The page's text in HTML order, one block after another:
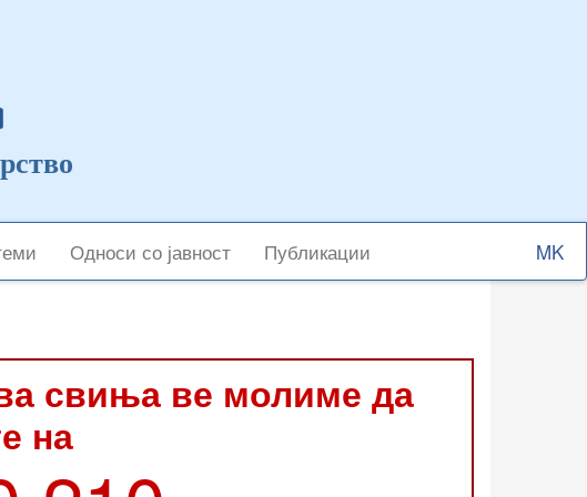
Односи со јавност Публикации
Select
your
свиња ве молиме да
на